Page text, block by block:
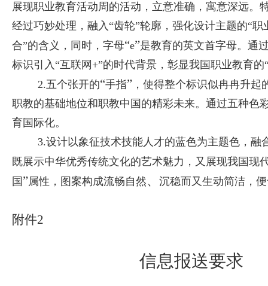
展现职业教育活动周的活动，立意准确，寓意深远。
经过巧妙处理，融入 “齿轮”轮廓，强化设计主题的“职
合”的含义，同时，字母“e”是教育的英文首字母。通
标识引入 “互联网 +”的时代背景，彰显我国职业教育的
2.五个张开的“手指” ，使得整个标识似冉冉升
职教的基础地位和职教中国的精彩未来。通过五种色
育国际化。
3.设计以象征技术技能人才的蓝色为主题色，融
既展示中华优秀传统文化的艺术魅力，又展现我国现
国 ”属性，图案构成流畅自然、 沉稳而又生动简洁，
附件2
信息报送要求